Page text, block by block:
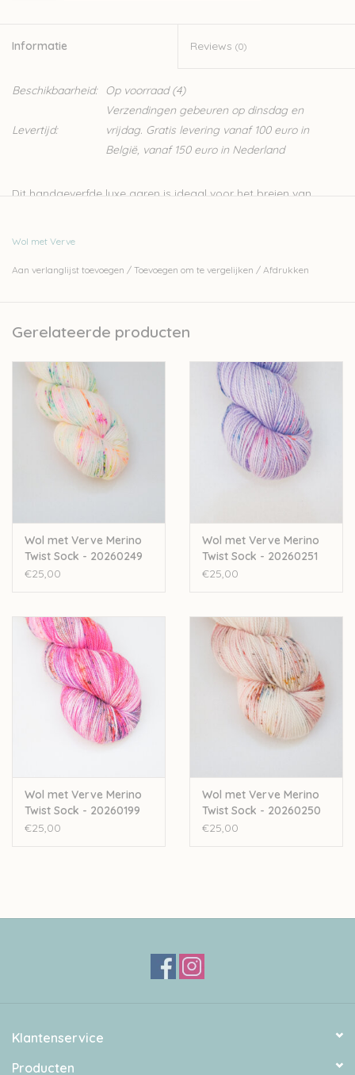
Informatie Reviews (0)
Beschikbaarheid: Op voorraad(4)
Levertijd:
Verzendingen gebeuren op dinsdag en
vrijdag. Gratis levering vanaf 100 euro in
België, vanaf 150 euro in Nederland
Dit handgeverfde luxe garen is ideaal voor het breien van
sjaals, kinderkleding,...
naalden: 2.5 - 3.5 mm, 4 tot 5 mm voor kant patronen
Machinewasbaar maar handwas wordt aanbevolen, liggend
laten drogen.
Let op: de kleur op beeld kan afwijken van de werkelijke kleur.
Dit garen is handgeverfd, elk bad is uniek.
Wol met Verve
Aan verlanglijst toevoegen / Toevoegen om te vergelijken / Afdrukken
Gerelateerde producten
Wol met Verve Merino
Twist Sock - 20260249
€25,00
Wol met Verve Merino
Twist Sock - 20260251
€25,00
Wol met Verve Merino
Twist Sock - 20260199
€25,00
Wol met Verve Merino
Twist Sock - 20260250
€25,00
Klantenservice
Producten